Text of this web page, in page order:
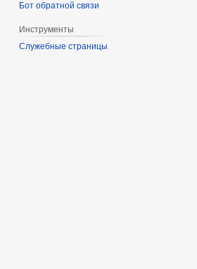
Бот обратной связи
Инструменты
Служебные страницы